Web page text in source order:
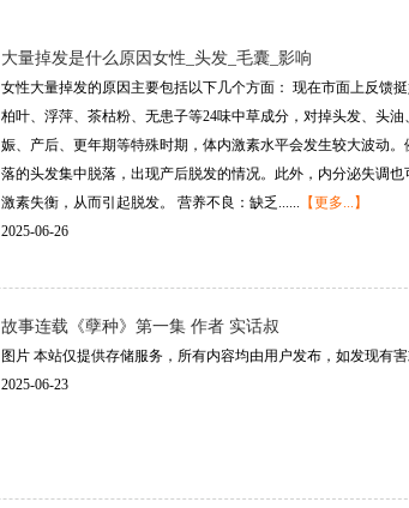
大量掉发是什么原因女性_头发_毛囊_影响
女性大量掉发的原因主要包括以下几个方面： 现在市面上反馈
柏叶、浮萍、茶枯粉、无患子等24味中草成分，对掉头发、头
娠、产后、更年期等特殊时期，体内激素水平会发生较大波动
落的头发集中脱落，出现产后脱发的情况。此外，内分泌失调
激素失衡，从而引起脱发。 营养不良：缺乏...... 【更多...】
2025-06-26
故事连载《孽种》第一集 作者 实话叔
图片 本站仅提供存储服务，所有内容均由用户发布，如发现有
2025-06-23